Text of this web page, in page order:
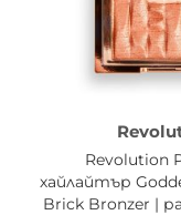
Revolution
хайлайтър
Brick Bronzer |